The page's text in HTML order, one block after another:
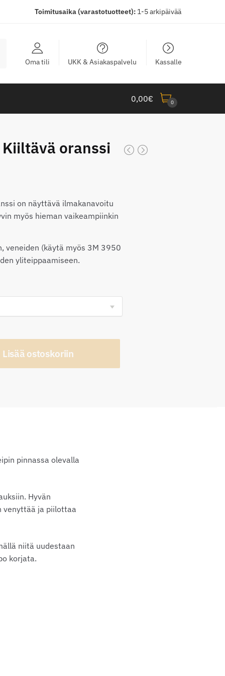
Toimitusaika (varastotuotteet): 1-5 arkipäivää
Oma tili
UKK & Asiakaspalvelu Kassalle
0,00€ 0
oranssi
on näyttävä ilmakanavoitu
myös hieman vaikeampiinkin
veneiden (käytä myös 3M 3950
yliteippaamiseen.
Lisää ostoskoriin
pinnassa olevalla
Hyvän
venyttää ja piilottaa
niitä uudestaan
korjata.